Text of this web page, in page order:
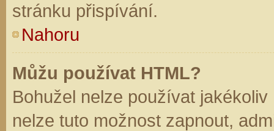
stránku přispívání.
Nahoru
Můžu používat HTML?
Bohužel nelze používat
nelze tuto možnost zapnout,